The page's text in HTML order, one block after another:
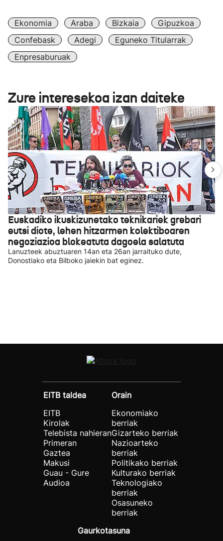
Ekonomia Araba Bizkaia
Gipuzkoa
Confebask
Adegi
Eguneko Titularrak
Enpresaburuak
Zure interesekoa izan daiteke
Euskadiko ikuskizunetako teknikariek grebari
eutsi diote, lehen hitzarmen kolektiboaren
negoziazioa blokeatuta dagoela salatuta
Lanuzteek abuztuaren 14an eta 26an jarraituko dute,
Donostiako eta Bilboko jaiekin bat eginez.
EITB taldea
EITB
Kirolak
Telebista nahieran
Primeran
Gaztea
Makusi
Guau - Gure
Audioa
Orain
Ekonomiako
berriak
Gizarteko berriak
Nazioarteko
berriak
Politikako berriak
Kulturako berriak
Teknologiako
berriak
Osasuneko
berriak
Gaurkotasuna